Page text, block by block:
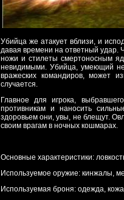
Убийца же атакует вблизи, и
давая времени на ответный удар.
ножи и стилеты смертоносным
невидимыми. Убийца, умеющий
вражеских командиров, может
случается.
Главное для игрока,
противникам и наносить
здоровьем они, увы, не блещут.
своим врагам в ночных кошмарах.
Основные характеристики:
Используемое оружие: кинжалы,
Используемая броня: одежда,